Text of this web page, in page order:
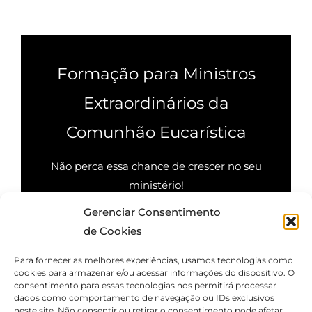
Gerenciar Consentimento
de Cookies
Para fornecer as melhores experiências, usamos tecnologias como
cookies para armazenar e/ou acessar informações do dispositivo. O
consentimento para essas tecnologias nos permitirá processar
dados como comportamento de navegação ou IDs exclusivos
Formação para Ministros
Extraordinários da
Comunhão Eucarística
Não perca essa chance de crescer no seu
ministério!